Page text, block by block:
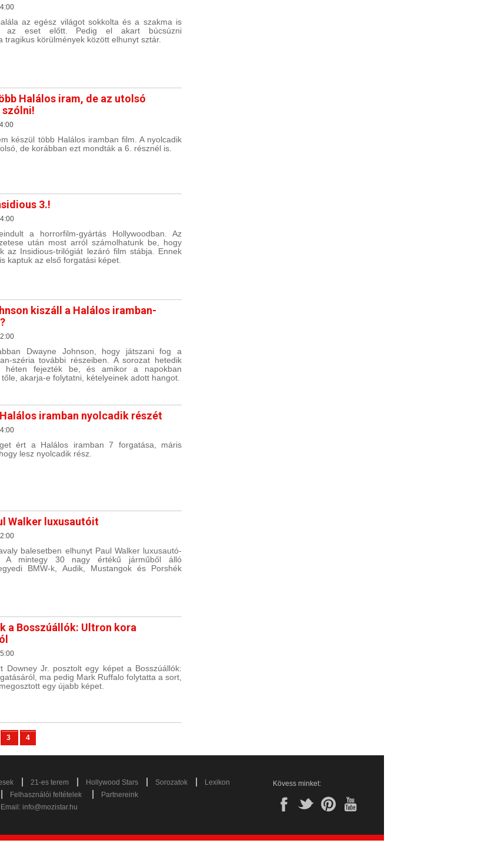
az egész világot sokkolta és a szakma is
az eset előtt. Pedig el akart búcsúzni
tragikus körülmények között elhunyt sztár.
Halálos iram, de az utolsó
készül több Halálos iramban film. A nyolcadik
de korábban ezt mondták a 6. résznél is.
3.!
a horrorfilm-gyártás Hollywoodban. Az
után most arról számolhatunk be, hogy
az Insidious-trilógiát lezáró film stábja. Ennek
kaptuk az első forgatási képet.
kiszáll a Halálos iramban-
Dwayne Johnson, hogy játszani fog a
széria további részeiben. A sorozat hetedik
héten fejezték be, és amikor a napokban
akarja-e folytatni, kételyeinek adott hangot.
iramban nyolcadik részét
ért a Halálos iramban 7 forgatása, máris
lesz nyolcadik rész.
Walker luxusautóit
balesetben elhunyt Paul Walker luxusautó-
A mintegy 30 nagy értékű járműből álló
BMW-k, Audik, Mustangok és Porshék
a Bosszúállók: Ultron kora
Downey Jr. posztolt egy képet a Bosszúállók:
ma pedig Mark Ruffalo folytatta a sort,
egy újabb képet.
3 4
21-es terem Hollywood Stars Sorozatok
Lexikon
Felhasználói feltételek
Partnereink
Email: info@mozistar.hu
Kövess minket: